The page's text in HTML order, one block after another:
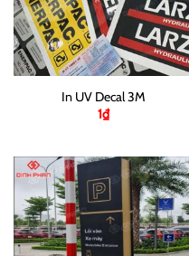
In UV Decal 3M
1₫